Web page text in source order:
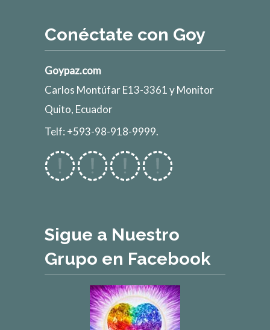
Conéctate con Goy
Goypaz.com
Carlos Montúfar E13-3361 y Monitor
Quito, Ecuador
Telf: +593-98-918-9999.
Sigue a Nuestro
Grupo en Facebook